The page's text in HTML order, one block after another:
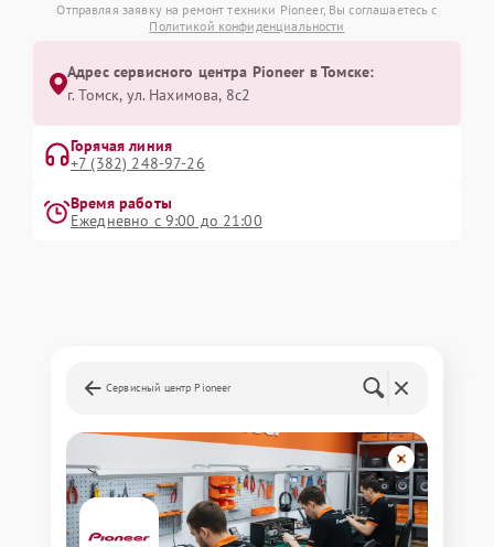
Отправляя заявку на ремонт техники Pioneer, Вы соглашаетесь с
Политикой конфиденциальности
Адрес сервисного центра Pioneer в Томске:
г. Томск, ул. Нахимова, 8с2
Горячая линия
+7 (382) 248-97-26
Время работы
Ежедневно с 9:00 до 21:00
Сервисный центр Pioneer